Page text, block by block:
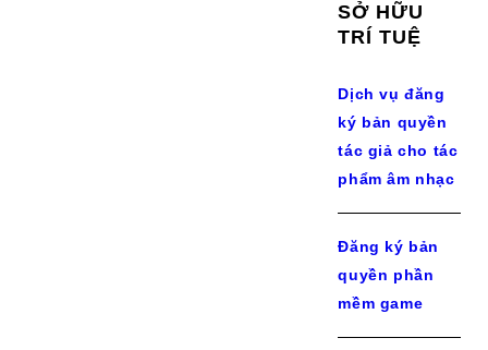
SỞ HỮU
TRÍ TUỆ
Dịch vụ đăng
ký bản quyền
tác giả cho tác
phẩm âm nhạc
Đăng ký bản
quyền phần
mềm game